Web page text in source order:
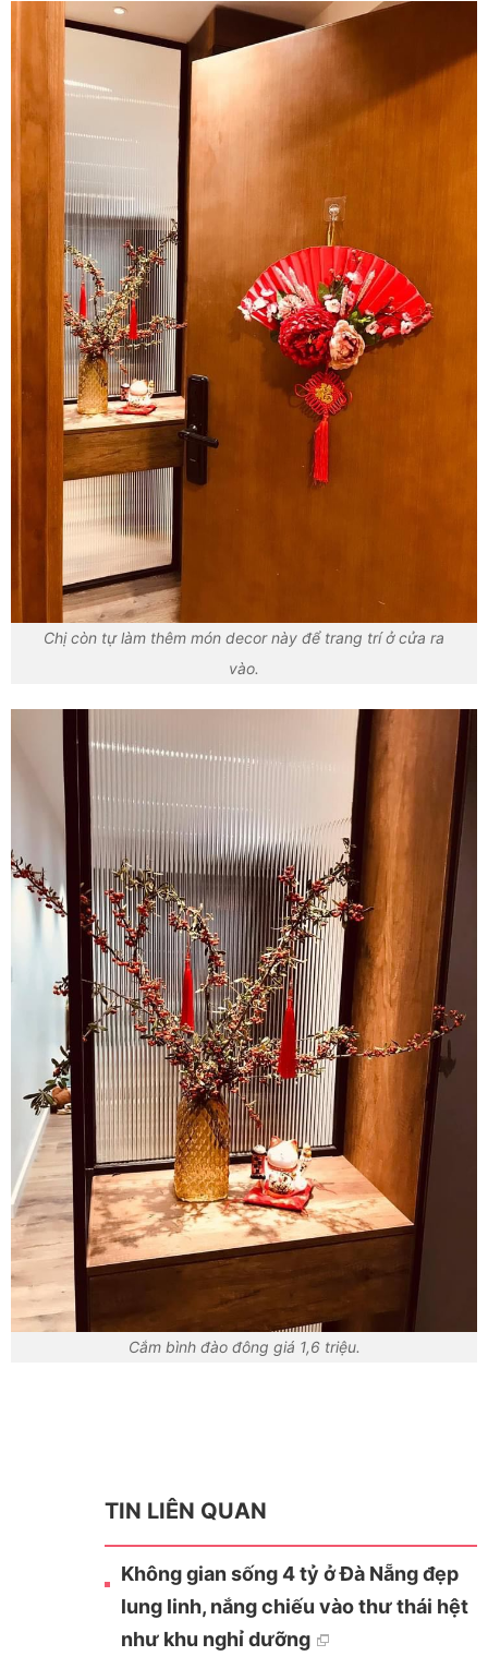
Chị còn tự làm thêm món decor này để trang trí ở cửa ra
vào.
Cắm bình đào đông giá 1,6 triệu.
TIN LIÊN QUAN
Không gian sống 4 tỷ ở Đà Nẵng đẹp
lung linh, nắng chiếu vào thư thái hệt
như khu nghỉ dưỡng